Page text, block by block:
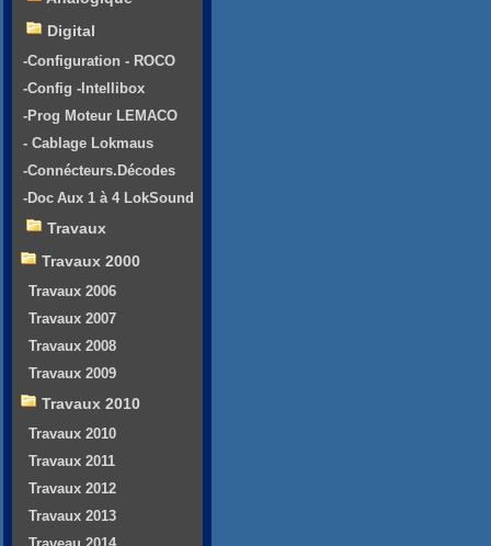
Digital
-Configuration - ROCO
-Config -Intellibox
-Prog Moteur LEMACO
- Cablage Lokmaus
-Connécteurs.Décodes
-Doc Aux 1 à 4 LokSound
Travaux
Travaux 2000
Travaux 2006
Travaux 2007
Travaux 2008
Travaux 2009
Travaux 2010
Travaux 2010
Travaux 2011
Travaux 2012
Travaux 2013